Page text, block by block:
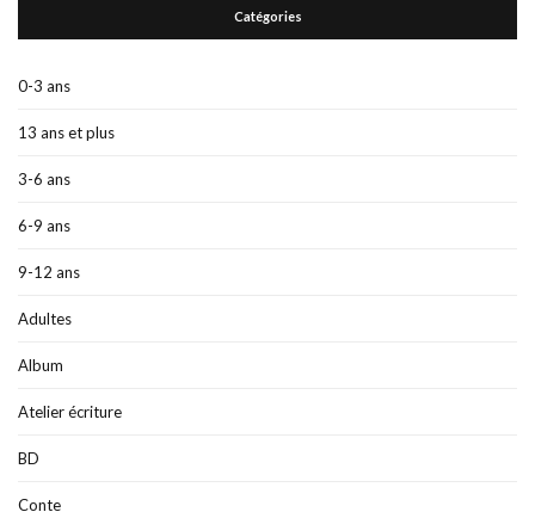
Catégories
0-3 ans
13 ans et plus
3-6 ans
6-9 ans
9-12 ans
Adultes
Album
Atelier écriture
BD
Conte